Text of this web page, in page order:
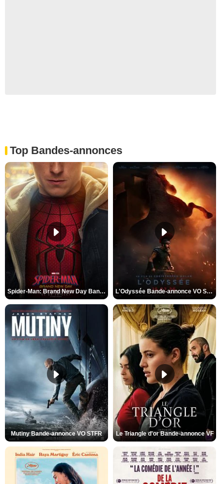
Top Bandes-annonces
Spider-Man: Brand New Day Bande-annonce VO STFR L'Odyssée Bande-annonce VO STFR
Mutiny Bande-annonce VO STFR Le Triangle d'or Bande-annonce VF